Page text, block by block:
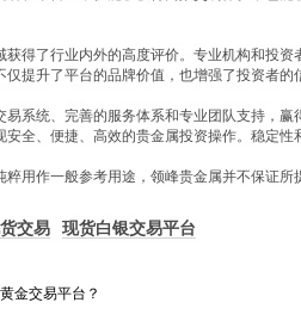
得了行业内外的高度评价。专业机构和投
提升了平台的品牌价值，也增强了投资者的
系统、完善的服务体系和专业团队支持，
全、便捷、高效的贵金属投资操作。稳定
粹用作一般参考用途，领峰贵金属并不保证
交易 现货白银交易平台
金交易平台？